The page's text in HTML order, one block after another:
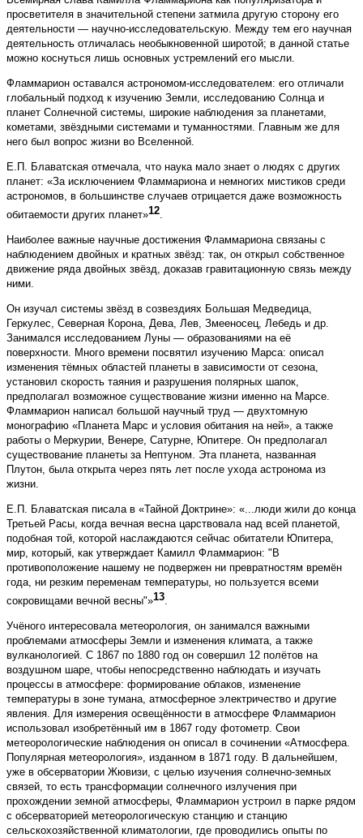
просветителя в значительной степени затмила другую сторону его
деятельности — научно-исследовательскую. Между тем его научная
деятельность отличалась необыкновенной широтой; в данной статье
можно коснуться лишь основных устремлений его мысли.
Фламмарион оставался астрономом-исследователем: его отличали
глобальный подход к изучению Земли, исследованию Солнца и
планет Солнечной системы, широкие наблюдения за планетами,
кометами, звёздными системами и туманностями. Главным же для
него был вопрос жизни во Вселенной.
Е.П. Блаватская отмечала, что наука мало знает о людях с других
планет: «За исключением Фламмариона и немногих мистиков среди
астрономов, в большинстве случаев отрицается даже возможность
обитаемости других планет»12.
Наиболее важные научные достижения Фламмариона связаны с
наблюдением двойных и кратных звёзд: так, он открыл собственное
движение ряда двойных звёзд, доказав гравитационную связь между
ними.
Он изучал системы звёзд в созвездиях Большая Медведица,
Геркулес, Северная Корона, Дева, Лев, Змееносец, Лебедь и др.
Занимался исследованием Луны — образованиями на её
поверхности. Много времени посвятил изучению Марса: описал
изменения тёмных областей планеты в зависимости от сезона,
установил скорость таяния и разрушения полярных шапок,
предполагал возможное существование жизни именно на Марсе.
Фламмарион написал большой научный труд — двухтомную
монографию «Планета Марс и условия обитания на ней», а также
работы о Меркурии, Венере, Сатурне, Юпитере. Он предполагал
существование планеты за Нептуном. Эта планета, названная
Плутон, была открыта через пять лет после ухода астронома из
жизни.
Е.П. Блаватская писала в «Тайной Доктрине»: «...люди жили до конца
Третьей Расы, когда вечная весна царствовала над всей планетой,
подобная той, которой наслаждаются сейчас обитатели Юпитера,
мир, который, как утверждает Камилл Фламмарион: "В
противоположение нашему не подвержен ни превратностям времён
года, ни резким переменам температуры, но пользуется всеми
сокровищами вечной весны"»13.
Учёного интересовала метеорология, он занимался важными
проблемами атмосферы Земли и изменения климата, а также
вулканологией. С 1867 по 1880 год он совершил 12 полётов на
воздушном шаре, чтобы непосредственно наблюдать и изучать
процессы в атмосфере: формирование облаков, изменение
температуры в зоне тумана, атмосферное электричество и другие
явления. Для измерения освещённости в атмосфере Фламмарион
использовал изобретённый им в 1867 году фотометр. Свои
метеорологические наблюдения он описал в сочинении «Атмосфера.
Популярная метеорология», изданном в 1871 году. В дальнейшем,
уже в обсерватории Жювизи, с целью изучения солнечно-земных
связей, то есть трансформации солнечного излучения при
прохождении земной атмосферы, Фламмарион устроил в парке рядом
с обсерваторией метеорологическую станцию и станцию
сельскохозяйственной климатологии, где проводились опыты по